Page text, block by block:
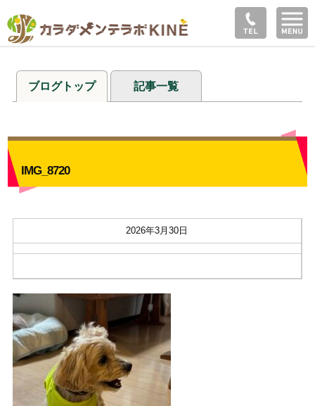
ブログトップ 記事一覧
IMG_8720
2026年3月30日